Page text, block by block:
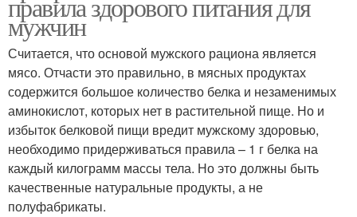
правила здорового питания для
мужчин
Считается, что основой мужского рациона является
мясо. Отчасти это правильно, в мясных продуктах
содержится большое количество белка и незаменимых
аминокислот, которых нет в растительной пище. Но и
избыток белковой пищи вредит мужскому здоровью,
необходимо придерживаться правила – 1 г белка на
каждый килограмм массы тела. Но это должны быть
качественные натуральные продукты, а не
полуфабрикаты.